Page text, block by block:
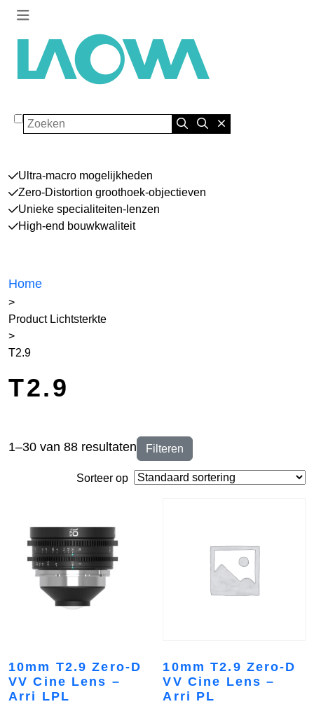
Zoeken
Ultra-macro mogelijkheden
Zero-Distortion groothoek-objectieven
Unieke specialiteiten-lenzen
High-end bouwkwaliteit
Home
>
Product Lichtsterkte
>
T2.9
T2.9
Filteren
1–30 van 88 resultaten
Sorteer op
10mm T2.9 Zero-D
VV Cine Lens –
Arri LPL
10mm T2.9 Zero-D
VV Cine Lens –
Arri PL